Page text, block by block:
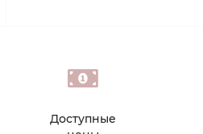
Доступные